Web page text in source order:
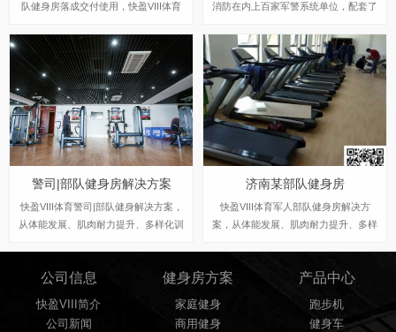
队健身房落成交付使用，快盈VIII体育
肌肉耐力提升、多样化训练环境出发，
让每名官兵对应自身军事体能弱项，进
行强化训练。
消防在内上百家军警系统单位，配套了
的体能发展，满足不同兵种的训练需
求，快盈VIII体育将健身融入到体能训
练中，进行科学教学，精准施训，为军
警单位体能建设添砖加瓦、多样化的健
身器材让训练更具针对性，极大地丰富
了军警体能训练形式，满足了广大官兵
个性化的健身需求。
警司|部队健身房解决方案
快盈VIII体育警司|部队健身解决方案，
从体能发展、肌肉耐力提升、多样化训
济南某部队健身房
快盈VIII体育军人部队健身房解决方
案，从体能发展、肌肉耐力提升、多样
公司信息
快盈VIII简介
公司新闻
健身房方案
家庭健身
商用健身
产品中心
跑步机
健身车